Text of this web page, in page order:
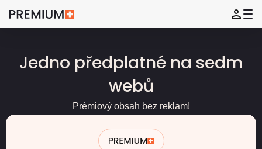
Jedno předplatné na sedm
webů
Prémiový obsah bez reklam!